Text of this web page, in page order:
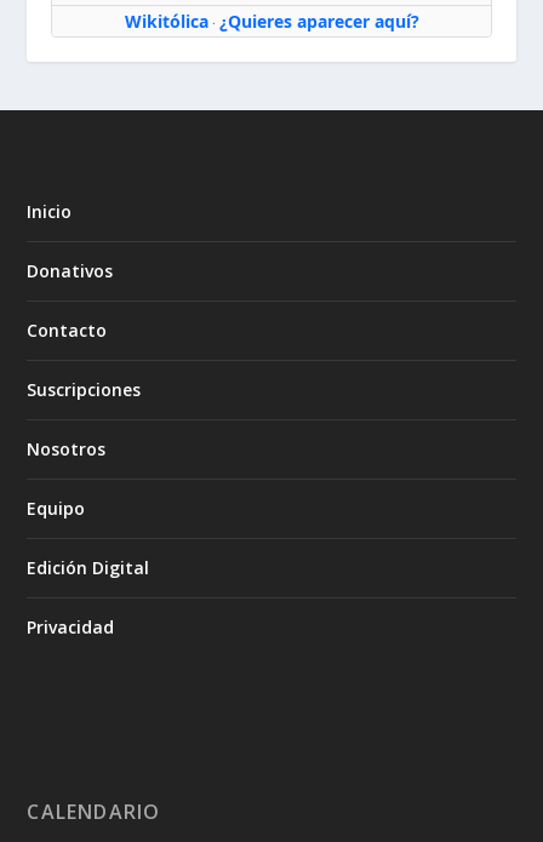
Wikitólica· ¿Quieres aparecer aquí?
Inicio
Donativos
Contacto
Suscripciones
Nosotros
Equipo
Edición Digital
Privacidad
CALENDARIO